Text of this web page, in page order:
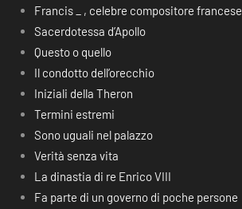
Francis _ , celebre compositore francese
Sacerdotessa d’Apollo
Questo o quello
Il condotto dell’orecchio
Iniziali della Theron
Termini estremi
Sono uguali nel palazzo
Verità senza vita
La dinastia di re Enrico VIII
Fa parte di un governo di poche persone